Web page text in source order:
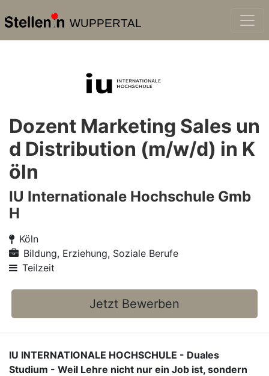
WUPPERTAL
Dozent Marketing Sales un
d Distribution (m/w/d) in K
öln
IU Internationale Hochschule Gmb
H
Köln
Bildung, Erziehung, Soziale Berufe
Teilzeit
Jetzt Bewerben
IU INTERNATIONALE HOCHSCHULE - Duales
Studium - Weil Lehre nicht nur ein Job ist, sondern